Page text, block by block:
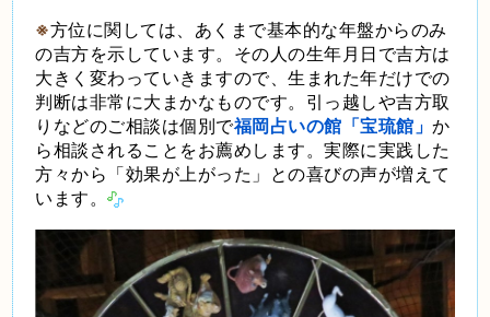
※方位に関しては、あくまで基本的な年盤からのみ
の吉方を示しています。その人の生年月日で吉方は
大きく変わっていきますので、生まれた年だけでの
判断は非常に大まかなものです。引っ越しや吉方取
りなどのご相談は個別で福岡占いの館「宝琉館」か
ら相談されることをお薦めします。実際に実践した
方々から「効果が上がった」との喜びの声が増えて
います。